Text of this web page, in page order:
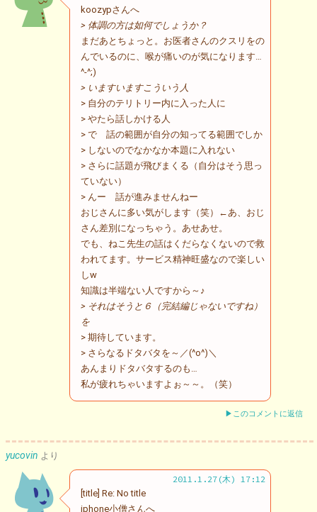
koozypさんへ
> 体調の方は如何でしょうか？
まだあとちょっと。お医者さんのクスリをの
んでいるのに、喉が痛いのが気になります…
^-^;)
> いますいますこういう人
> 自分のテリトリー内に入った人に
> やたら話しかける人
> で 話の範囲が自分の知ってる範囲でしか
> しないのでなかなか本題に入れない
> さらに話題が飛びまくる（自分はそう思っ
ていない）
> んー 話が進みませんねー
おじさんに多い気がします（笑）←あ、おじ
さん差別になっちゃう。あせあせ。
でも、ねこ先生の話はくだらなくないので救
われてます。サービス精神旺盛なので楽しい
しw
知識は半端ない人ですから～♪
> それはそうと６（完結編じゃないですね）
を
> 期待しています。
> さらなるドタバタを～／(^o^)＼
あんまりドタバタするのも…
私が疲れちゃいますよぉ～～。（笑）
▶このコメントに返信
yucovin より
2011.1.27(木) 17:12
[title] Re: No title
iphone小僧さんへ